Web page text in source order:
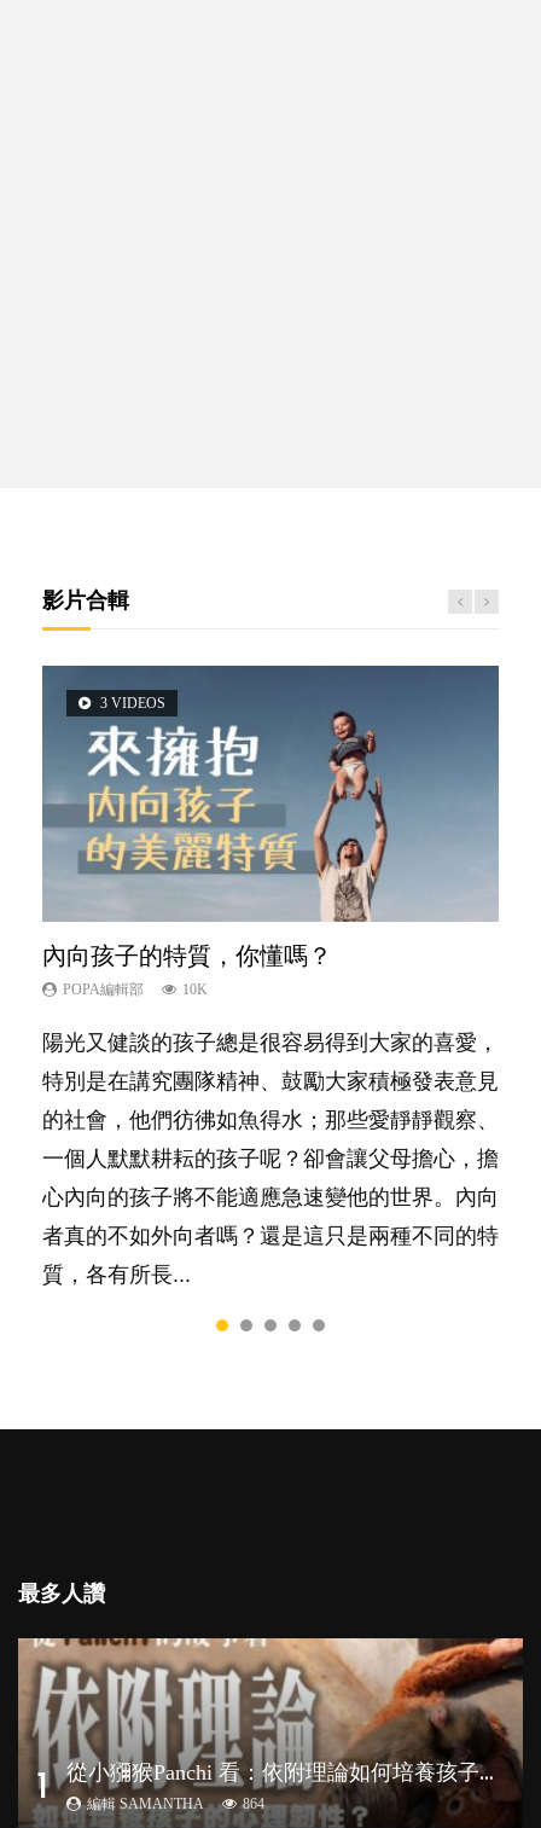
影片合輯
3 VIDEOS
內向孩子的特質，你懂嗎？
POPA編輯部 10K
陽光又健談的孩子總是很容易得到大家的喜愛，
特別是在講究團隊精神、鼓勵大家積極發表意見
的社會，他們彷彿如魚得水；那些愛靜靜觀察、
一個人默默耕耘的孩子呢？卻會讓父母擔心，擔
心內向的孩子將不能適應急速變他的世界。內向
者真的不如外向者嗎？還是這只是兩種不同的特
質，各有所長...
5 VIDEOS
夫妻必看！經營婚姻，沒捷徑
POPA編輯部 22.9K
你是不是也曾經以為只要跟相愛的人結婚，就自
然能走到白頭，但生了孩子卻發現事情不如你所
料？ 經營婚姻，不如我們想像的簡單，卻也不
是大家說得那麼難。一起來認識婚姻的真相！...
6 VIDEOS
孩子能力天注定？
POPA編輯部 7.9K
很多父母都希望孩子係個「叻仔叻女」，學業別
太差，日常自理井井有條。這樣的孩子是萬中無
一，還是魚與熊掌，不能兼得？...
6 VIDEOS
愛孩子也別忘了愛自己，父母如何關顧自
己的身心靈？
照顧孩子衣食住行、陪同兒女應對功課測驗，還
要陪玩製造親子時間，尚要處理家中雜項要
務……當父母的，有千百個任務要做。可惜，有
一樣重要至極的，總被遺漏——關注自己的情緒
和心理健康。...
14 VIDEOS
新手父母不用怕
POPA編輯部 16.3K
相信許多人初為人父母，由懷孕開始到孩子呱呱
落地，心中都有數之不盡的問題～這裡一次過集
合我們以往製作過的相關短片。 這段路讓我們
跟你同行～...
最多人讚
1 從
小獼猴Panchi 看：依附理論如何培養孩子心理韌性？
編輯 SAMANTHA 864